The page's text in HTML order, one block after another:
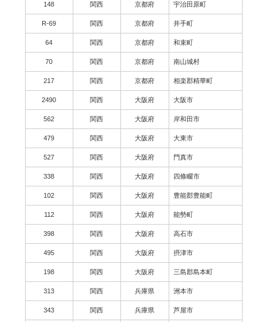
148 関西 京都府 宇治田原町
R-69 関西 京都府 井手町
64 関西 京都府 和束町
70 関西 京都府 南山城村
217 関西 京都府 相楽郡精華町
2490 関西 大阪府 大阪市
562 関西 大阪府 岸和田市
479 関西 大阪府 大東市
527 関西 大阪府 門真市
338 関西 大阪府 四條畷市
102 関西 大阪府 豊能郡豊能町
112 関西 大阪府 能勢町
398 関西 大阪府 高石市
495 関西 大阪府 摂津市
198 関西 大阪府 三島郡島本町
313 関西 兵庫県 洲本市
343 関西 兵庫県 芦屋市